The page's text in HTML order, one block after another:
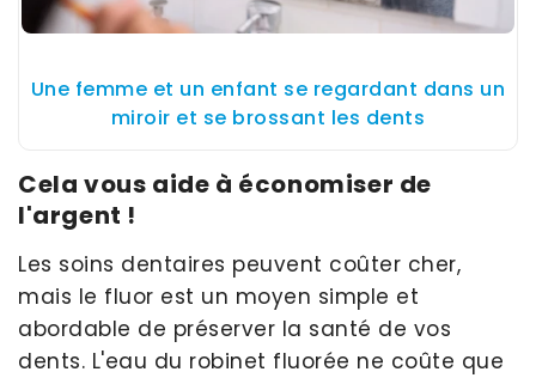
Une femme et un enfant se regardant dans un
miroir et se brossant les dents
Cela vous aide à économiser de
l'argent !
Les soins dentaires peuvent coûter cher,
mais le fluor est un moyen simple et
abordable de préserver la santé de vos
dents. L'eau du robinet fluorée ne coûte que